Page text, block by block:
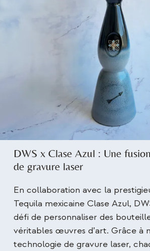
DWS x Clase Azul : Une
de gravure laser
En collaboration avec la
Tequila mexicaine Clase Azul,
défi de personnaliser des
véritables œuvres d’art. Grâce à
technologie de gravure laser,